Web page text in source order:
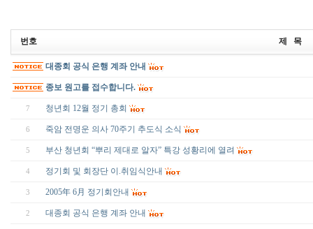
번호 제 목
대종회 공식 은행 계좌 안내
종보 원고를 접수합니다.
7 청년회 12월 정기 총회
6 죽암 전명운 의사 70주기 추도식 소식
5 부산 청년회 “뿌리 제대로 알자” 특강 성황리에 열려
4 정기회 및 회장단 이.취임식안내
3 2005年 6月 정기회안내
2 대종회 공식 은행 계좌 안내